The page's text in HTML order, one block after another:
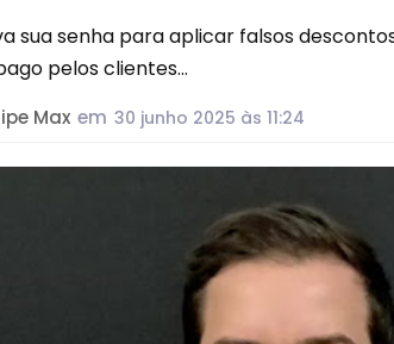
sua senha para aplicar falsos
pelos clientes...
Max em 30 junho 2025 às 11:24